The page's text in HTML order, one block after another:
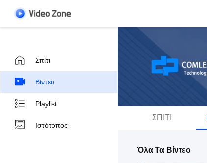
Σπίτι
Βίντεο
Playlist
Ιστότοπος
ΣΠΊΤΙ
Όλα Τα Βίντεο